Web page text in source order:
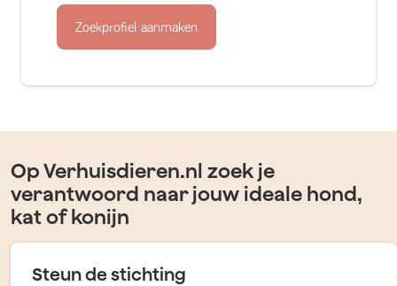
Zoekprofiel aanmaken
Op Verhuisdieren.nl zoek je
verantwoord naar jouw ideale hond,
kat of konijn
Steun de stichting